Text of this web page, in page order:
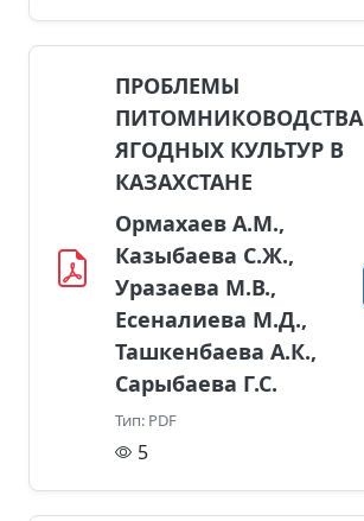
ПРОБЛЕМЫ
ПИТОМНИКОВОДСТВА
ЯГОДНЫХ КУЛЬТУР В
КАЗАХСТАНЕ
Ормахаев А.М.,
Казыбаева С.Ж.,
Уразаева М.В.,
Есеналиева М.Д.,
Ташкенбаева А.К.,
Сарыбаева Г.С.
Тип: PDF
5